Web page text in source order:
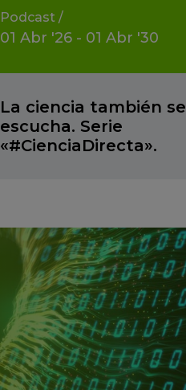
Podcast /
01 Abr '26 - 01 Abr '30
La ciencia también se
escucha. Serie
«#CienciaDirecta».